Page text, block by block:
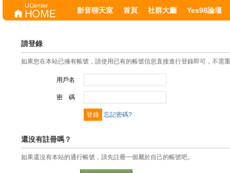
影音聊天室 首頁 社群大廳 Yes98論壇
請登錄
如果您在本站已擁有帳號，請使用已有的帳號信息直接進行登錄即可，不需
用戶名
密 碼
忘記密碼?
還沒有註冊嗎？
如果還沒有本站的通行帳號，請先註冊一個屬於自己的帳號吧。